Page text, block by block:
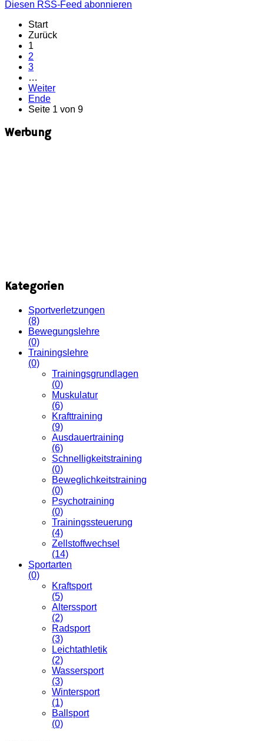
Diesen RSS-Feed abonnieren
Start
Zurück
1
2
3
…
Weiter
Ende
Seite 1 von 9
Werbung
Kategorien
Sportverletzungen
(8)
Bewegungslehre
(0)
Trainingslehre
(0)
Trainingsgrundlagen
(0)
Muskulatur
(6)
Krafttraining
(9)
Ausdauertraining
(6)
Schnelligkeitstraining
(0)
Beweglichkeitstraining
(0)
Psychotraining
(0)
Trainingssteuerung
(4)
Zellstoffwechsel
(14)
Sportarten
(0)
Kraftsport
(5)
Alterssport
(2)
Radsport
(3)
Leichtathletik
(2)
Wassersport
(3)
Wintersport
(1)
Ballsport
(0)